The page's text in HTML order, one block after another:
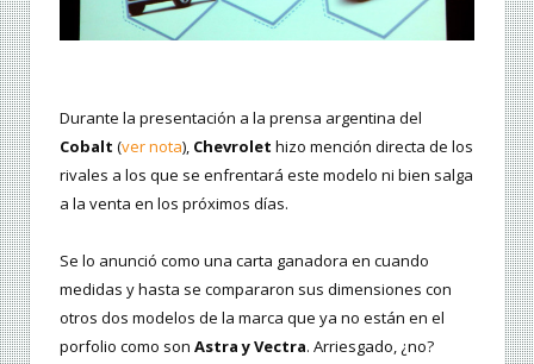
Durante la presentación a la prensa argentina del
Cobalt (ver nota), Chevrolet hizo mención directa de los
rivales a los que se enfrentará este modelo ni bien salga
a la venta en los próximos días.
Se lo anunció como una carta ganadora en cuando
medidas y hasta se compararon sus dimensiones con
otros dos modelos de la marca que ya no están en el
porfolio como son Astra y Vectra. Arriesgado, ¿no?